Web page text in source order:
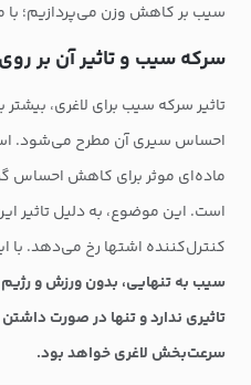
سیب بر کاهش وزن می‌پردازیم؛ با
سرکه سیب و تاثیر آن بر
تاثیر سرکه سیب برای لاغری،
احساس سیری آن مطرح می‌شود.
ماده‌ای موثر برای کاهش
است. این موضوع، به دلیل تاثیر
کنترل‌کننده اشتها رخ می‌دهد. با
سیب به تنهایی، بدون ورزش و
تاثیری ندارد و تنها در صورت
سرعت‌بخش لاغری خواهد بود.